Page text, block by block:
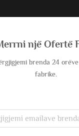
një Ofertë
brenda 24
fabrike.